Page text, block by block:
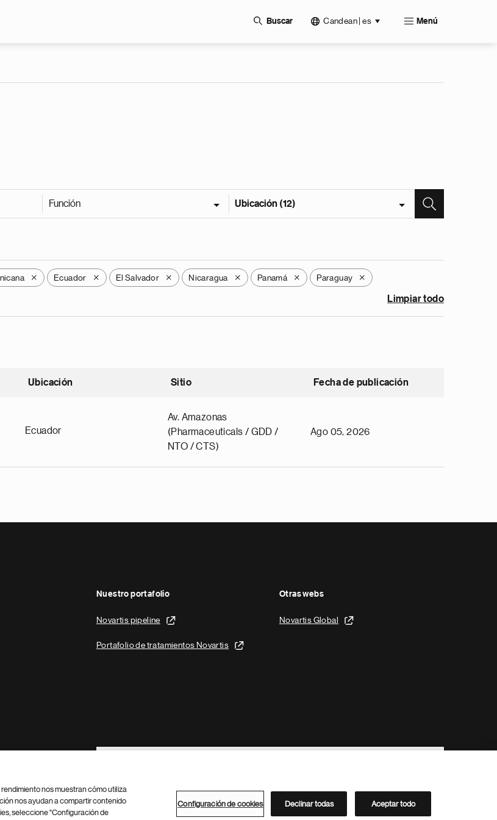
Buscar Candean | es Menú
Función Ubicación (12)
X Ecuador X El Salvador X Nicaragua X Panamá X Paraguay X
Limpiar todo
Ubicación Sitio Fecha de publicación
Ecuador
Av. Amazonas
(Pharmaceuticals / GDD /
NTO / CTS)
Ago 05, 2026
Nuestro portafolio
Novartis pipeline
Portafolio de tratamientos Novartis
Otras webs
Novartis Global
Footer Site Search
Directorio de Novartis
nos muestran cómo utiliza
nos ayudan a compartir contenido
seleccione "Configuración de
Configuración de cookies Declinar todas Aceptar todo